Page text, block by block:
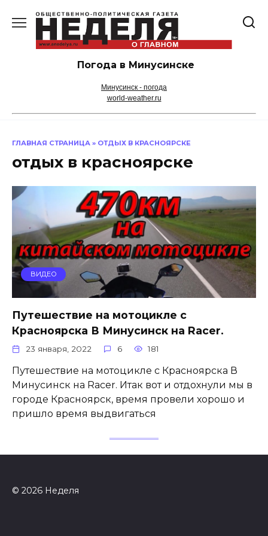
содержанию
Погода в Минусинске
Минусинск - погода
world-weather.ru
ГЛАВНАЯ СТРАНИЦА » ОТДЫХ В КРАСНОЯРСКЕ
отдых в красноярске
ВИДЕО
Путешествие на мотоцикле с
Красноярска В Минусинск на Racer.
23 января, 2022 6 181
Путешествие на мотоцикле с Красноярска В
Минусинск на Racer. Итак вот и отдохнули мы в
городе Красноярск, время провели хорошо и
пришло время выдвигаться
© 2026 Неделя